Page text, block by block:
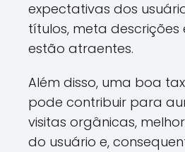
expectativas dos
títulos, meta
estão atraentes.
Além disso, uma boa
pode contribuir para
visitas orgânicas,
do usuário e,